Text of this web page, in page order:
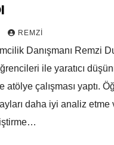
REMZI
Danışmanı Remzi
ile yaratıcı
atölye çalışması yaptı.
daha iyi analiz etme